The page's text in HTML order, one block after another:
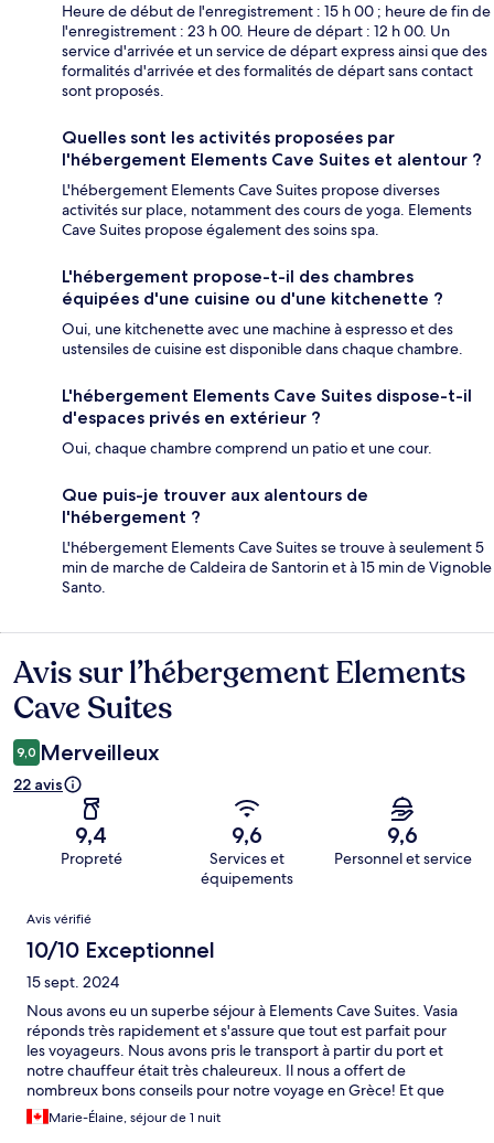
Heure de début de l'enregistrement : 15 h 00 ; heure de fin de
l'enregistrement : 23 h 00. Heure de départ : 12 h 00. Un
service d'arrivée et un service de départ express ainsi que des
formalités d'arrivée et des formalités de départ sans contact
sont proposés.
Quelles sont les activités proposées par
l'hébergement Elements Cave Suites et alentour ?
L'hébergement Elements Cave Suites propose diverses
activités sur place, notamment des cours de yoga. Elements
Cave Suites propose également des soins spa.
L'hébergement propose-t-il des chambres
équipées d'une cuisine ou d'une kitchenette ?
Oui, une kitchenette avec une machine à espresso et des
ustensiles de cuisine est disponible dans chaque chambre.
L'hébergement Elements Cave Suites dispose-t-il
d'espaces privés en extérieur ?
Oui, chaque chambre comprend un patio et une cour.
Que puis-je trouver aux alentours de
l'hébergement ?
L'hébergement Elements Cave Suites se trouve à seulement 5
min de marche de Caldeira de Santorin et à 15 min de Vignoble
Santo.
Avis
Avis sur l’hébergement Elements
Cave Suites
9,0 Merveilleux
22 avis
9,4
Propreté
9,6
Services et
équipements
9,6
Personnel et service
Avis
Avis vérifié
10/10 Exceptionnel
15 sept. 2024
Nous avons eu un superbe séjour à Elements Cave Suites. Vasia
réponds très rapidement et s'assure que tout est parfait pour
les voyageurs. Nous avons pris le transport à partir du port et
notre chauffeur était très chaleureux. Il nous a offert de
nombreux bons conseils pour notre voyage en Grèce! Et que
dire de la chambre!!! Nous avions la chambre Wood et celle-ci
est magnifique. Je recommande à tous et nous y retournerons
Marie-Élaine, séjour de 1 nuit